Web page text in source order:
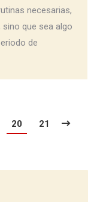
necesarias,
que sea algo
de
20 21